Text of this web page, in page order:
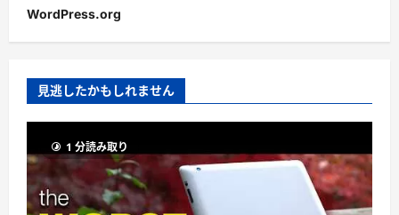
WordPress.org
見逃したかもしれません
1 分読み取り